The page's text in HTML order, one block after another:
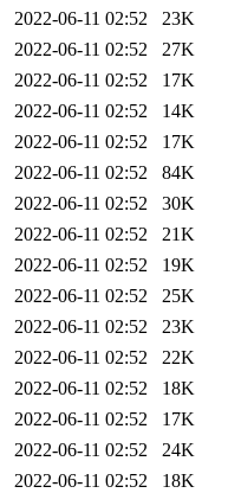
2022-06-11 02:52
23K
2022-06-11 02:52
27K
2022-06-11 02:52
17K
2022-06-11 02:52
14K
2022-06-11 02:52
17K
2022-06-11 02:52
84K
2022-06-11 02:52
30K
2022-06-11 02:52
21K
2022-06-11 02:52
19K
2022-06-11 02:52
25K
2022-06-11 02:52
23K
2022-06-11 02:52
22K
2022-06-11 02:52
18K
2022-06-11 02:52
17K
2022-06-11 02:52
24K
2022-06-11 02:52
18K